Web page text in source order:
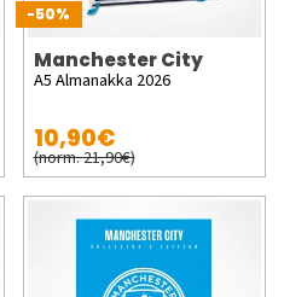
-50%
Manchester City
A5 Almanakka 2026
10,90€
(norm. 21,90€)